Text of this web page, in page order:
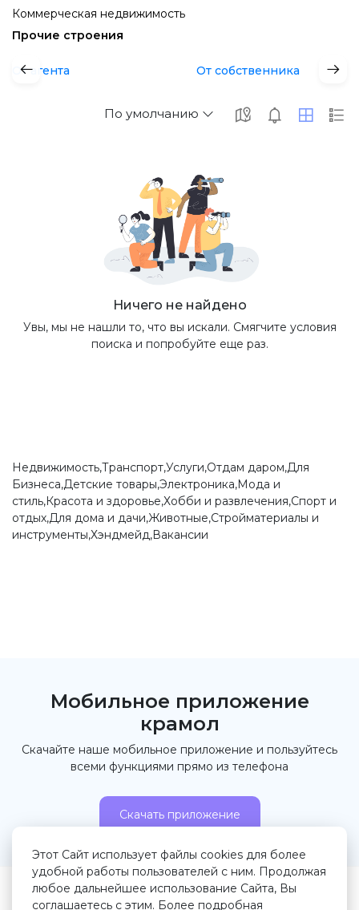
Коммерческая недвижимость
Прочие строения
От агента От собственника
По умолчанию
Ничего не найдено
Увы, мы не нашли то, что вы искали. Смягчите условия
поиска и попробуйте еще раз.
Недвижимость,Транспорт,Услуги,Отдам даром,Для
Бизнеса,Детские товары,Электроника,Мода и
стиль,Красота и здоровье,Хобби и развлечения,Спорт и
отдых,Для дома и дачи,Животные,Стройматериалы и
инструменты,Хэндмейд,Вакансии
Этот Сайт использует файлы cookies для более
удобной работы пользователей с ним. Продолжая
любое дальнейшее использование Сайта, Вы
соглашаетесь с этим. Более подробная
Мобильное приложение
крамол
Скачайте наше мобильное приложение и пользуйтесь
всеми функциями прямо из телефона
Скачать приложение
© 2026 Крамол.рф